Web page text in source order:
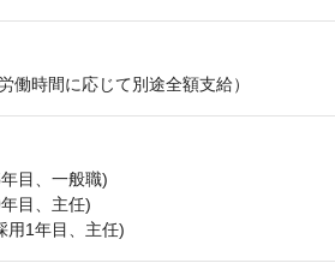
働時間に応じて別途全額支給）
目、一般職)
目、主任)
用1年目、主任)